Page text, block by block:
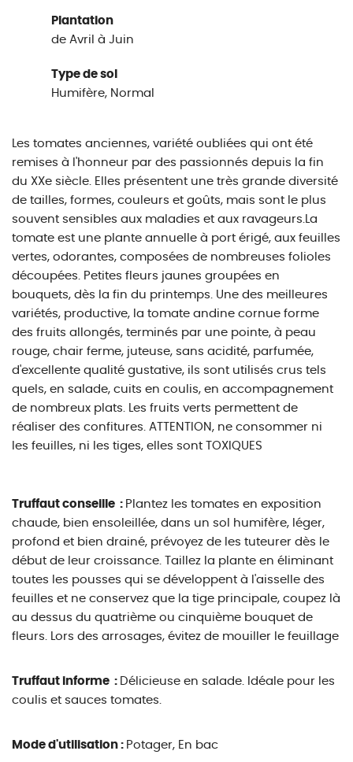
Plantation
de Avril à Juin
Type de sol
Humifère, Normal
Les tomates anciennes, variété oubliées qui ont été
remises à l'honneur par des passionnés depuis la fin
du XXe siècle. Elles présentent une très grande diversité
de tailles, formes, couleurs et goûts, mais sont le plus
souvent sensibles aux maladies et aux ravageurs.La
tomate est une plante annuelle à port érigé, aux feuilles
vertes, odorantes, composées de nombreuses folioles
découpées. Petites fleurs jaunes groupées en
bouquets, dès la fin du printemps. Une des meilleures
variétés, productive, la tomate andine cornue forme
des fruits allongés, terminés par une pointe, à peau
rouge, chair ferme, juteuse, sans acidité, parfumée,
d'excellente qualité gustative, ils sont utilisés crus tels
quels, en salade, cuits en coulis, en accompagnement
de nombreux plats. Les fruits verts permettent de
réaliser des confitures. ATTENTION, ne consommer ni
les feuilles, ni les tiges, elles sont TOXIQUES
Truffaut conseille : Plantez les tomates en exposition
chaude, bien ensoleillée, dans un sol humifère, léger,
profond et bien drainé, prévoyez de les tuteurer dès le
début de leur croissance. Taillez la plante en éliminant
toutes les pousses qui se développent à l'aisselle des
feuilles et ne conservez que la tige principale, coupez là
au dessus du quatrième ou cinquième bouquet de
fleurs. Lors des arrosages, évitez de mouiller le feuillage
Truffaut informe : Délicieuse en salade. Idéale pour les
coulis et sauces tomates.
Mode d'utilisation : Potager, En bac